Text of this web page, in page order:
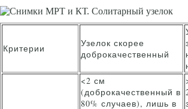
Критерии
Узелок скорее
доброкачествен­ный
<2 см
(доброкачественный в
80% случаев), лишь в